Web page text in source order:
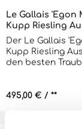
Le Gallais
Der Le Gallais
Kupp Riesling
den besten
Riesling, der eine
Regulärer Preis:
495,00 € / **